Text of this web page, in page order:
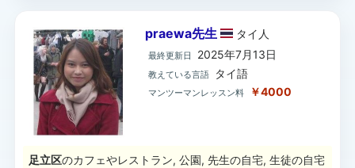
praewa先生 タイ 人
最終更新日 2025年7月13日
教えている言語 タイ語
マンツーマンレッスン料 ￥4000
足立区のカフェやレストラン, 公園, 先生の自宅, 生徒の自宅